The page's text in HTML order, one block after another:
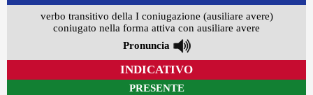
verbo transitivo della I coniugazione (ausiliare avere)
coniugato nella forma attiva con ausiliare avere
Pronuncia
INDICATIVO
PRESENTE